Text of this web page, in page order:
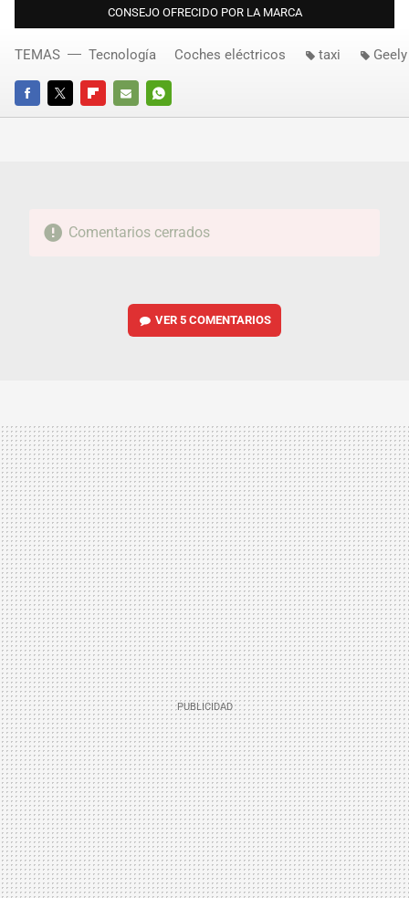
CONSEJO OFRECIDO POR LA MARCA
FACEBOOKTWITTERFLIPBOARD
E-
WHATSAPP
TEMAS Tecnología Coches eléctricos taxi Geely
Comentarios cerrados
VER5 COMENTARIOS